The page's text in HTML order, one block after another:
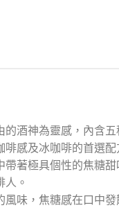
的酒神為靈感，內含
啡感及冰咖啡的首選
帶著極具個性的焦糖
人。
風味，焦糖感在口中發